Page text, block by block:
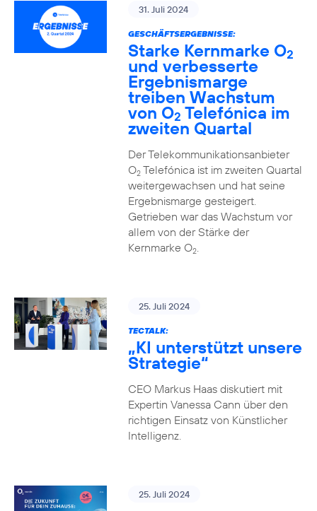
31. Juli 2024
GESCHÄFTSERGEBNISSE:
Starke Kernmarke O2
und verbesserte
Ergebnismarge
treiben Wachstum
von O2 Telefónica im
zweiten Quartal
Der Telekommunikationsanbieter
O2Telefónica ist im zweiten Quartal
weitergewachsen und hat seine
Ergebnismarge gesteigert.
Getrieben war das Wachstum vor
allem von der Stärke der
Kernmarke O2.
25. Juli 2024
TECTALK:
„KI unterstützt unsere
Strategie“
CEO Markus Haas diskutiert mit
Expertin Vanessa Cann über den
richtigen Einsatz von Künstlicher
Intelligenz.
25. Juli 2024